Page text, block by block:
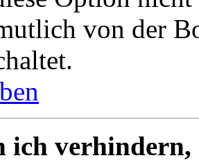
von der
ich verhindern,